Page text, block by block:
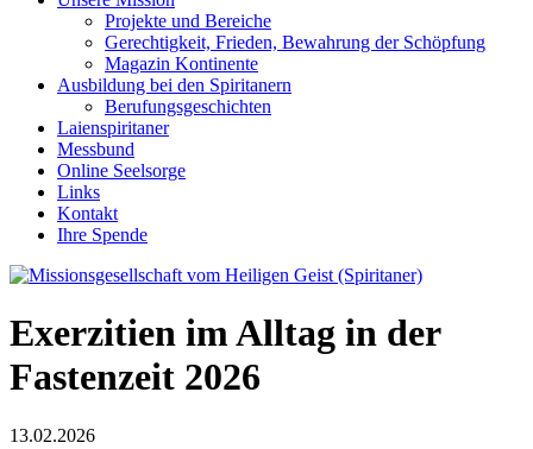
Projekte und Bereiche
Gerechtigkeit, Frieden, Bewahrung der Schöpfung
Magazin Kontinente
Ausbildung bei den Spiritanern
Berufungsgeschichten
Laienspiritaner
Messbund
Online Seelsorge
Links
Kontakt
Ihre Spende
Exerzitien im Alltag in der
Fastenzeit 2026
13.02.2026